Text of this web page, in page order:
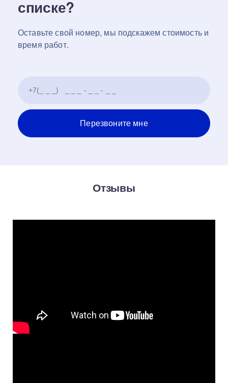
списке?
Оставьте свой номер, мы подскажем стоимость и
время работ.
Отзывы